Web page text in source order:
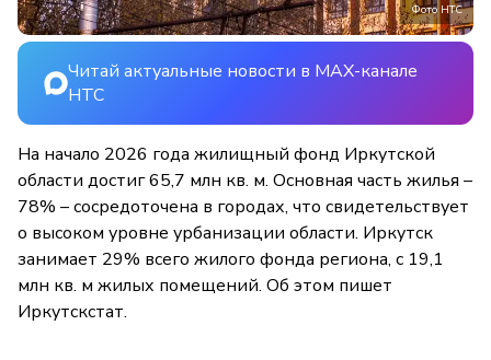
Фото НТС
Читай актуальные новости в MAX-канале
НТС
На начало 2026 года жилищный фонд Иркутской
области достиг 65,7 млн кв. м. Основная часть жилья –
78% – сосредоточена в городах, что свидетельствует
о высоком уровне урбанизации области. Иркутск
занимает 29% всего жилого фонда региона, с 19,1
млн кв. м жилых помещений. Об этом пишет
Иркутскстат.